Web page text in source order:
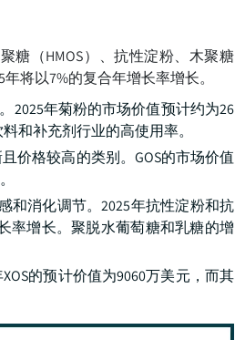
糖（HMOS）、抗性淀粉、木聚糖
将以7%的复合年增长率增长。
2025年菊粉的市场价值预计约为26
和补充剂行业的高使用率。
价格较高的类别。GOS的市场价值
和消化调节。2025年抗性淀粉和抗
率增长。聚脱水葡萄糖和乳糖的增
的预计价值为9060万美元，而其